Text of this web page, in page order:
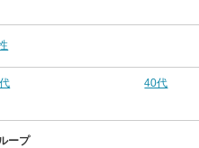
40代
ープ